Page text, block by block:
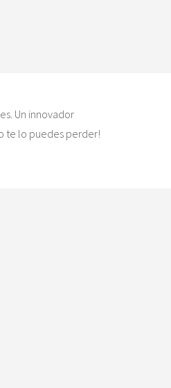
Un innovador
te lo puedes perder!